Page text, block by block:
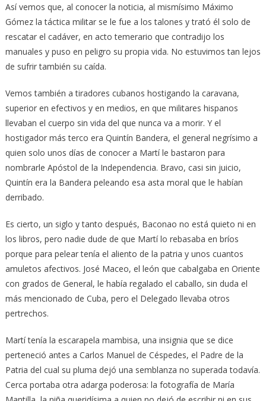
Así vemos que, al conocer la noticia, al mismísimo Máximo
Gómez la táctica militar se le fue a los talones y trató él solo de
rescatar el cadáver, en acto temerario que contradijo los
manuales y puso en peligro su propia vida. No estuvimos tan lejos
de sufrir también su caída.
Vemos también a tiradores cubanos hostigando la caravana,
superior en efectivos y en medios, en que militares hispanos
llevaban el cuerpo sin vida del que nunca va a morir. Y el
hostigador más terco era Quintín Bandera, el general negrísimo a
quien solo unos días de conocer a Martí le bastaron para
nombrarle Apóstol de la Independencia. Bravo, casi sin juicio,
Quintín era la Bandera peleando esa asta moral que le habían
derribado.
Es cierto, un siglo y tanto después, Baconao no está quieto ni en
los libros, pero nadie dude de que Martí lo rebasaba en bríos
porque para pelear tenía el aliento de la patria y unos cuantos
amuletos afectivos. José Maceo, el león que cabalgaba en Oriente
con grados de General, le había regalado el caballo, sin duda el
más mencionado de Cuba, pero el Delegado llevaba otros
pertrechos.
Martí tenía la escarapela mambisa, una insignia que se dice
perteneció antes a Carlos Manuel de Céspedes, el Padre de la
Patria del cual su pluma dejó una semblanza no superada todavía.
Cerca portaba otra adarga poderosa: la fotografía de María